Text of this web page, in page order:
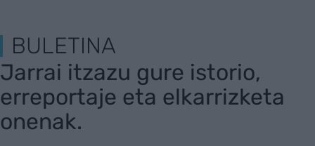
BULETINA
Jarrai itzazu gure istorio,
erreportaje eta elkarrizketa
onenak.